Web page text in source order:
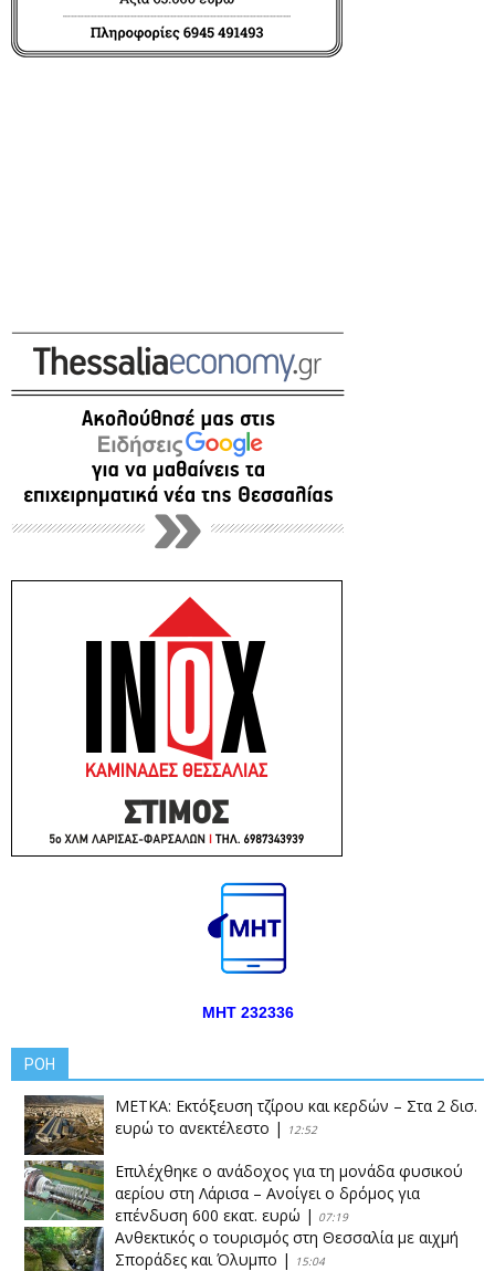
ΜΗΤ 232336
ΡΟΗ
ΜΕΤΚΑ: Εκτόξευση τζίρου και κερδών – Στα 2 δισ.
ευρώ το ανεκτέλεστο | 12:52
Επιλέχθηκε ο ανάδοχος για τη μονάδα φυσικού
αερίου στη Λάρισα – Ανοίγει ο δρόμος για
επένδυση 600 εκατ. ευρώ | 07:19
Ανθεκτικός ο τουρισμός στη Θεσσαλία με αιχμή
Σποράδες και Όλυμπο | 15:04